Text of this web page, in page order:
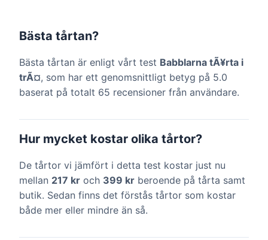
Bästa tårtan?
Bästa tårtan är enligt vårt test Babblarna tÃ¥rta i
trÃ¤, som har ett genomsnittligt betyg på 5.0
baserat på totalt 65 recensioner från användare.
Hur mycket kostar olika tårtor?
De tårtor vi jämfört i detta test kostar just nu
mellan 217 kr och 399 kr beroende på tårta samt
butik. Sedan finns det förstås tårtor som kostar
både mer eller mindre än så.